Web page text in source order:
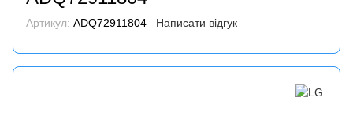
Артикул: ADQ72911804 Написати відгук